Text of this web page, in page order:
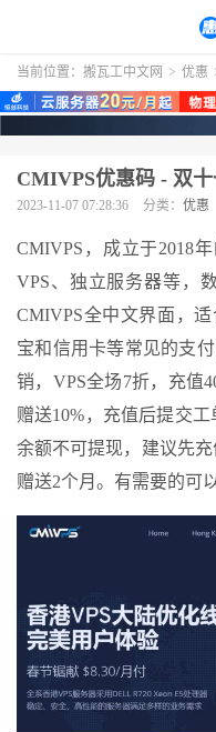
当前位置： 搬瓦工中文网 > 优惠
CMIVPS优惠码 - 双
2023-11-07 07:28:36 分类： 优惠
CMIVPS，成立于2018
VPS、独立服务器等，
CMIVPS全中文界面，
宝和信用卡等常见的支
销，VPS全场7折，充值
赠送10%，充值后提交
余额不可提现，建议先
赠送2个月。有需要的可